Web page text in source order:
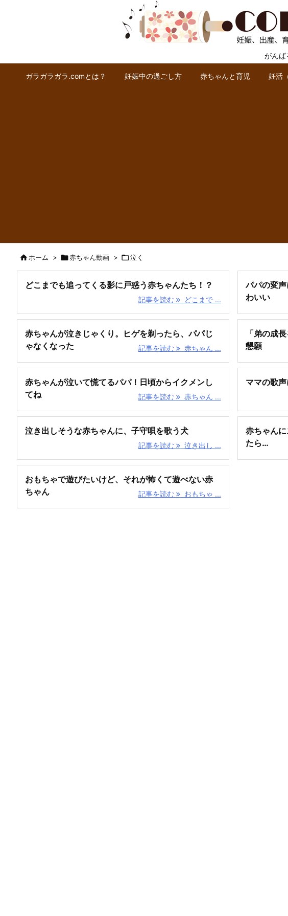
がんば
ガラガラガラ.comとは？ 妊娠中の過ごし方 赤ちゃんと育児 妊活
ホーム > 赤ちゃん動画 > 泣く
どこまでも追ってくる影に戸惑う赤ちゃんたち！？
記事を読む どこまで ...
パパの変
わいい
赤ちゃんが泣きじゃくり。ヒゲを剃ったら、パパじ
ゃなくなった
記事を読む 赤ちゃん ...
「弟の成
懇願
赤ちゃんが泣いて慌てるパパ！日頃からイクメンし
てね
記事を読む 赤ちゃん ...
ママの歌
泣き出しそうな赤ちゃんに、子守唄を歌う犬
記事を読む 泣き出し ...
赤ちゃん
たら…
おもちゃで遊びたいけど、それが怖くて遊べない赤
ちゃん
記事を読む おもちゃ ...